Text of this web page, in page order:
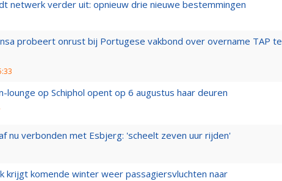
netwerk verder uit: opnieuw drie nieuwe bestemmingen
probeert onrust bij Portugese vakbond over overname TAP te
lounge op Schiphol opent op 6 augustus haar deuren
nu verbonden met Esbjerg: 'scheelt zeven uur rijden'
krijgt komende winter weer passagiersvluchten naar